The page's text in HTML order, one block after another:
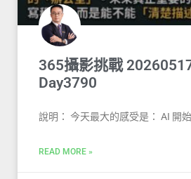
365攝影挑戰
Day3790
說明： 今天最大的感受是： AI 開
READ MORE »